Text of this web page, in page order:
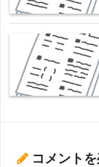
コメント